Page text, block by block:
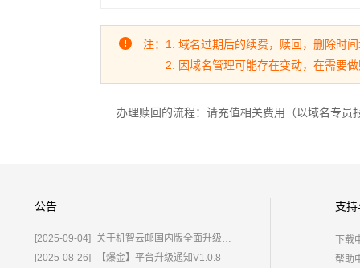
注：1. 域名过期后的续费，赎回，删除时
2. 因域名管理可能存在变动，在需要做
办理赎回的流程：请充值相关费用（以域名专
公告
[2025-09-04]
关于机智云邮国内版全面升级为%E2%80%9C鲸炫邮%E2%80%9D的通知
[2025-08-26]
【爆金】平台升级通知V1.0.8
支
下载
帮助